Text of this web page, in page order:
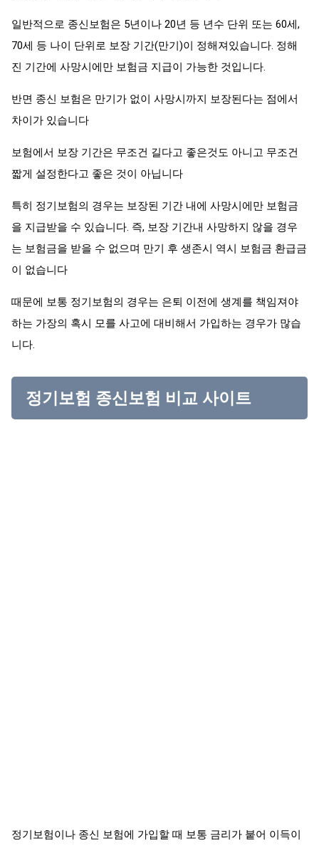
일반적으로 종신보험은 5년이나 20년 등 년수 단위 또는 60세,
70세 등 나이 단위로 보장 기간(만기)이 정해져있습니다. 정해
진 기간에 사망시에만 보험금 지급이 가능한 것입니다.
반면 종신 보험은 만기가 없이 사망시까지 보장된다는 점에서
차이가 있습니다
보험에서 보장 기간은 무조건 길다고 좋은것도 아니고 무조건
짧게 설정한다고 좋은 것이 아닙니다
특히 정기보험의 경우는 보장된 기간 내에 사망시에만 보험금
을 지급받을 수 있습니다. 즉, 보장 기간내 사망하지 않을 경우
는 보험금을 받을 수 없으며 만기 후 생존시 역시 보험금 환급금
이 없습니다
때문에 보통 정기보험의 경우는 은퇴 이전에 생계를 책임져야
하는 가장의 혹시 모를 사고에 대비해서 가입하는 경우가 많습
니다.
정기보험 종신보험 비교 사이트
정기보험이나 종신 보험에 가입할 때 보통 금리가 붙어 이득이